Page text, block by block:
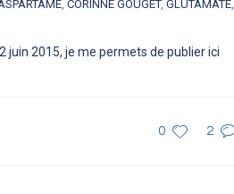
, CORINNE GOUGET, GLUTAMATE,
juin 2015, je me permets de publier ici
0 2